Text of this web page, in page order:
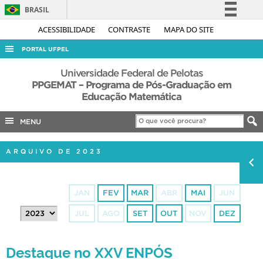
ACESSIBILIDADE CONTRASTE MAPA DO SITE
BRASIL
Simplifique!
Acesso à informação
Legislação
Canais
PORTAL UFPEL
ACESSO À INFORMAÇÃO
AUDITORIA
EDITAIS
PORTARIAS
Universidade Federal de Pelotas
PPGEMAT – Programa de Pós-Graduação em
Educação Matemática
MENU
ARQUIVO DE 2023
JAN FEV MAR ABR MAI JUN
JUL AGO SET OUT NOV DEZ
Destaque no XXV ENPÓS